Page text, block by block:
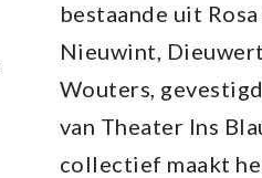
bestaande uit
Nieuwint,
Wouters,
van Theater Ins
collectief maakt